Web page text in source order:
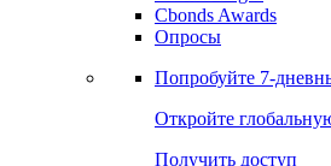
Cbonds Awards
Опросы
Попробуйте 7-
Откройте
Получить доступ